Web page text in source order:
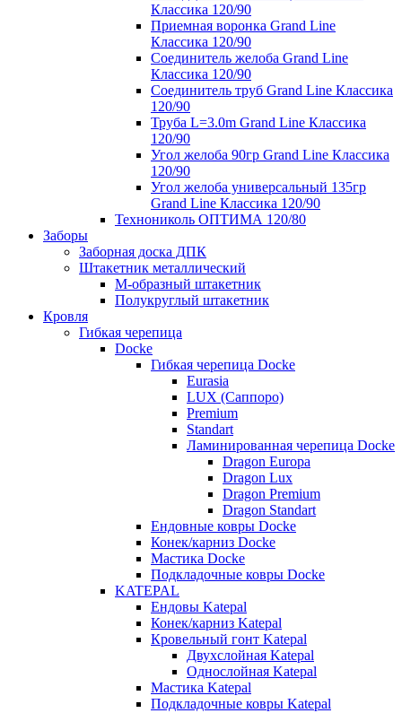
Классика 120/90
Приемная воронка Grand Line
Классика 120/90
Соединитель желоба Grand Line
Классика 120/90
Соединитель труб Grand Line Классика
120/90
Труба L=3.0m Grand Line Классика
120/90
Угол желоба 90гр Grand Line Классика
120/90
Угол желоба универсальный 135гр
Grand Line Классика 120/90
Технониколь ОПТИМА 120/80
Заборы
Заборная доска ДПК
Штакетник металлический
М-образный штакетник
Полукруглый штакетник
Кровля
Гибкая черепица
Docke
Гибкая черепица Docke
Eurasia
LUX (Саппоро)
Premium
Standart
Ламинированная черепица Docke
Dragon Europa
Dragon Lux
Dragon Premium
Dragon Standart
Ендовные ковры Docke
Конек/карниз Docke
Мастика Docke
Подкладочные ковры Docke
KATEPAL
Ендовы Katepal
Конек/карниз Katepal
Кровельный гонт Katepal
Двухслойная Katepal
Однослойная Katepal
Мастика Katepal
Подкладочные ковры Katepal